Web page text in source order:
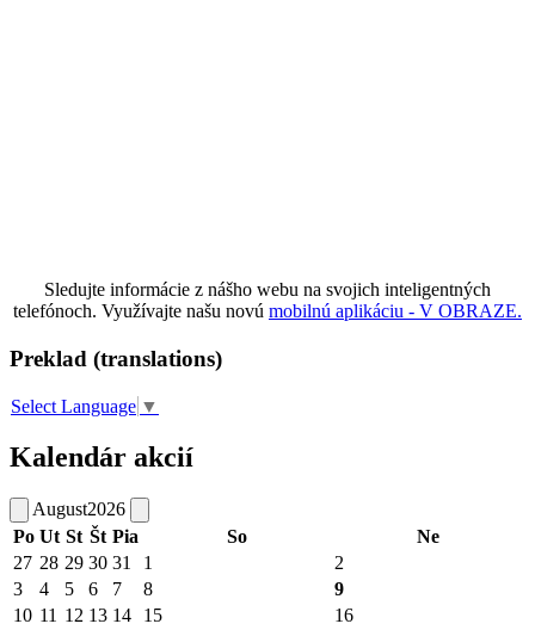
Sledujte informácie z nášho webu na svojich inteligentných
telefónoch. Využívajte našu novú mobilnú aplikáciu - V OBRAZE.
Preklad (translations)
Select Language ▼
Kalendár akcií
August2026
Po Ut St Št Pia So
Ne
27 28 29 30 31 1
2
3
4 5 6 7 8
9
10 11 12 13 14 15 16